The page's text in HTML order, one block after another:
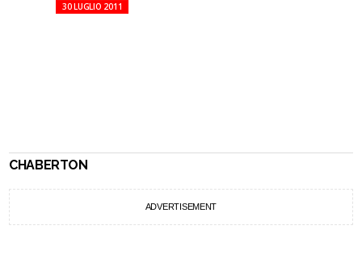
30 LUGLIO 2011
CHABERTON
ADVERTISEMENT